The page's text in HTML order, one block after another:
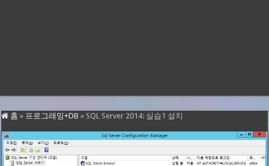
홈 » 프로그래밍+DB » SQL Server 2014: 실습1 설치